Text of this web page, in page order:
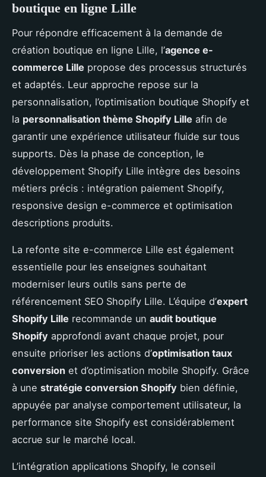
boutique en ligne Lille
Pour répondre efficacement à la demande de
création boutique en ligne Lille, l’agence e-
commerce Lille propose des processus structurés
et adaptés. Leur approche repose sur la
personnalisation, l’optimisation boutique Shopify et
la personnalisation thème Shopify Lille afin de
garantir une expérience utilisateur fluide sur tous
supports. Dès la phase de conception, le
développement Shopify Lille intègre des besoins
métiers précis : intégration paiement Shopify,
responsive design e-commerce et optimisation
descriptions produits.
La refonte site e-commerce Lille est également
essentielle pour les enseignes souhaitant
moderniser leurs outils sans perte de
référencement SEO Shopify Lille. L’équipe d’expert
Shopify Lille recommande un audit boutique
Shopify approfondi avant chaque projet, pour
ensuite prioriser les actions d’optimisation taux
conversion et d’optimisation mobile Shopify. Grâce
à une stratégie conversion Shopify bien définie,
appuyée par analyse comportement utilisateur, la
performance site Shopify est considérablement
accrue sur le marché local.
L’intégration applications Shopify, le conseil